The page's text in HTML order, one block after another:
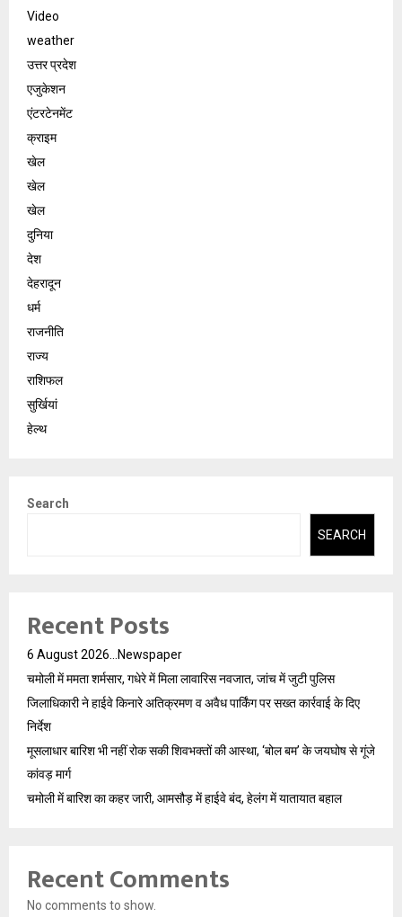
Video
weather
उत्तर प्रदेश
एजुकेशन
एंटरटेनमेंट
क्राइम
खेल
खेल
खेल
दुनिया
देश
देहरादून
धर्म
राजनीति
राज्य
राशिफल
सुर्खियां
हेल्थ
Search
SEARCH
Recent Posts
6 August 2026…Newspaper
चमोली में ममता शर्मसार, गधेरे में मिला लावारिस नवजात, जांच में जुटी पुलिस
जिलाधिकारी ने हाईवे किनारे अतिक्रमण व अवैध पार्किंग पर सख्त कार्रवाई के दिए
निर्देश
मूसलाधार बारिश भी नहीं रोक सकी शिवभक्तों की आस्था, ‘बोल बम’ के जयघोष से गूंजे
कांवड़ मार्ग
चमोली में बारिश का कहर जारी, आमसौड़ में हाईवे बंद, हेलंग में यातायात बहाल
Recent Comments
No comments to show.